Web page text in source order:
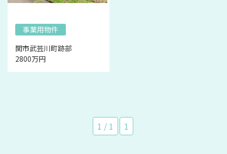
事業用物件
関市武芸川町跡部
2800万円
1 / 1 1